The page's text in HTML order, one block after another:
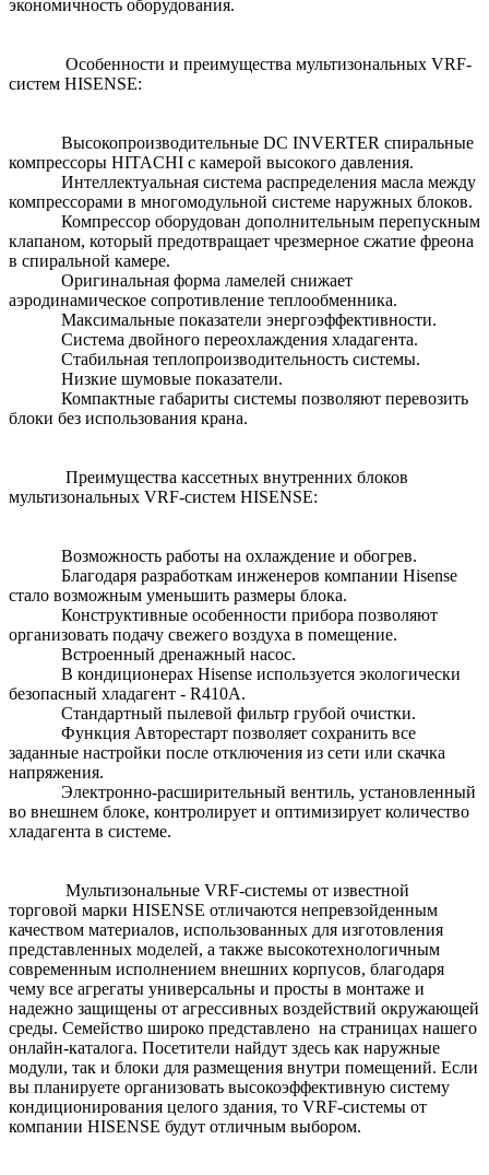
экономичность оборудования.
Особенности и преимущества мультизональных VRF-
систем HISENSE:
Высокопроизводительные DC INVERTER спиральные
компрессоры HITACHI с камерой высокого давления.
Интеллектуальная система распределения масла между
компрессорами в многомодульной системе наружных блоков.
Компрессор оборудован дополнительным перепускным
клапаном, который предотвращает чрезмерное сжатие фреона
в спиральной камере.
Оригинальная форма ламелей снижает
аэродинамическое сопротивление теплообменника.
Максимальные показатели энергоэффективности.
Система двойного переохлаждения хладагента.
Стабильная теплопроизводительность системы.
Низкие шумовые показатели.
Компактные габариты системы позволяют перевозить
блоки без использования крана.
Преимущества кассетных внутренних блоков
мультизональных VRF-систем HISENSE:
Возможность работы на охлаждение и обогрев.
Благодаря разработкам инженеров компании Hisense
стало возможным уменьшить размеры блока.
Конструктивные особенности прибора позволяют
организовать подачу свежего воздуха в помещение.
Встроенный дренажный насос.
В кондиционерах Hisense используется экологически
безопасный хладагент - R410A.
Стандартный пылевой фильтр грубой очистки.
Функция Авторестарт позволяет сохранить все
заданные настройки после отключения из сети или скачка
напряжения.
Электронно-расширительный вентиль, установленный
во внешнем блоке, контролирует и оптимизирует количество
хладагента в системе.
Мультизональные VRF-системы от известной
торговой марки HISENSE отличаются непревзойденным
качеством материалов, использованных для изготовления
представленных моделей, а также высокотехнологичным
современным исполнением внешних корпусов, благодаря
чему все агрегаты универсальны и просты в монтаже и
надежно защищены от агрессивных воздействий окружающей
среды. Семейство широко представлено на страницах нашего
онлайн-каталога. Посетители найдут здесь как наружные
модули, так и блоки для размещения внутри помещений. Если
вы планируете организовать высокоэффективную систему
кондиционирования целого здания, то VRF-системы от
компании HISENSE будут отличным выбором.